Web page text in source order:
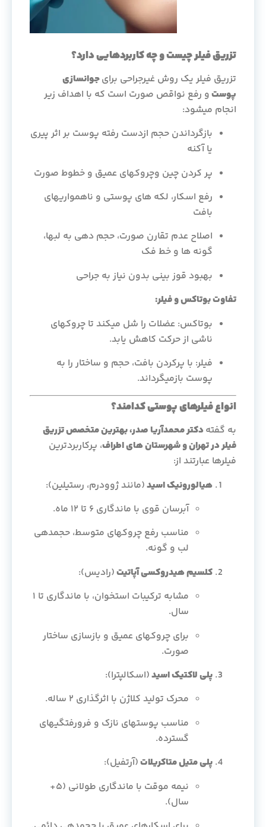
تزریق فیلر چیست و چه کاربردهایی دارد؟
تزریق فیلر یک روش غیرجراحی برایجوانسازی
پوستو رفع نواقص صورت است که با اهداف زیر
انجام میشود:
بازگرداندن حجم ازدست رفته پوست بر اثر پیری
یا آکنه
پر کردن چین وچروکهای عمیق و خطوط صورت
رفع اسکار، لکه های پوستی و ناهمواریهای
بافت
اصلاح عدم تقارن صورت، حجم دهی به لبها،
گونه ها و خط فک
بهبود قوز بینی بدون نیاز به جراحی
تفاوت بوتاکس و فیلر:
بوتاکس: عضلات را شل میکند تا چروکهای
ناشی از حرکت کاهش یابد.
فیلر: با پرکردن بافت، حجم و ساختار را به
پوست بازمیگرداند.
انواع فیلرهای پوستی کدامند؟
به گفته دکتر محمدآریا صدر، بهترین متخصص تزریق
فیلر در تهران و شهرستان های اطراف، پرکاربردترین
فیلرها عبارتند از:
هیالورونیک اسید(مانند ژوودرم، رستیلین):
آبرسان قوی با ماندگاری ۶ تا ۱۲ ماه.
مناسب رفع چروکهای متوسط، حجمدهی
لب و گونه.
کلسیم هیدروکسی آپاتیت(رادیس):
مشابه ترکیبات استخوان، با ماندگاری تا ۱
سال.
برای چروکهای عمیق و بازسازی ساختار
صورت.
پلی لاکتیک اسید(اسکالپترا):
محرک تولید کلاژن با اثرگذاری ۲ ساله.
مناسب پوستهای نازک و فرورفتگیهای
گسترده.
پلی متیل متاکریلات(آرتفیل):
نیمه موقت با ماندگاری طولانی (۵+
سال).